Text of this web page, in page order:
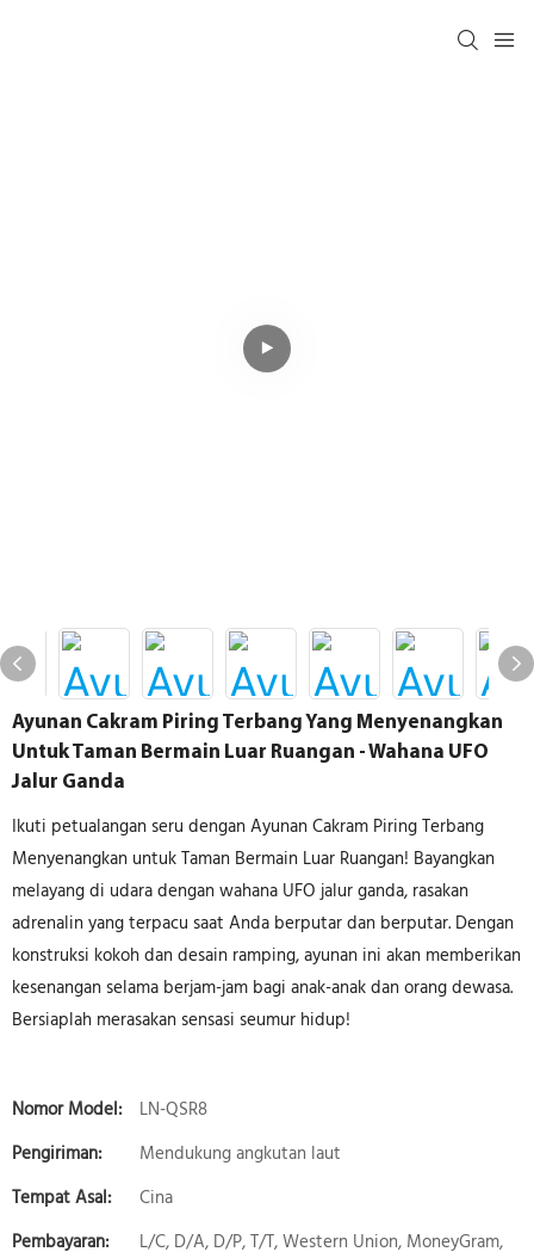
Ayunan Cakram Piring Terbang Yang Menyenangkan
Untuk Taman Bermain Luar Ruangan - Wahana UFO
Jalur Ganda
Ikuti petualangan seru dengan Ayunan Cakram Piring Terbang
Menyenangkan untuk Taman Bermain Luar Ruangan! Bayangkan
melayang di udara dengan wahana UFO jalur ganda, rasakan
adrenalin yang terpacu saat Anda berputar dan berputar. Dengan
konstruksi kokoh dan desain ramping, ayunan ini akan memberikan
kesenangan selama berjam-jam bagi anak-anak dan orang dewasa.
Bersiaplah merasakan sensasi seumur hidup!
Nomor Model:
LN-QSR8
Pengiriman:
Mendukung angkutan laut
Tempat Asal:
Cina
Pembayaran:
L/C, D/A, D/P, T/T, Western Union, MoneyGram,